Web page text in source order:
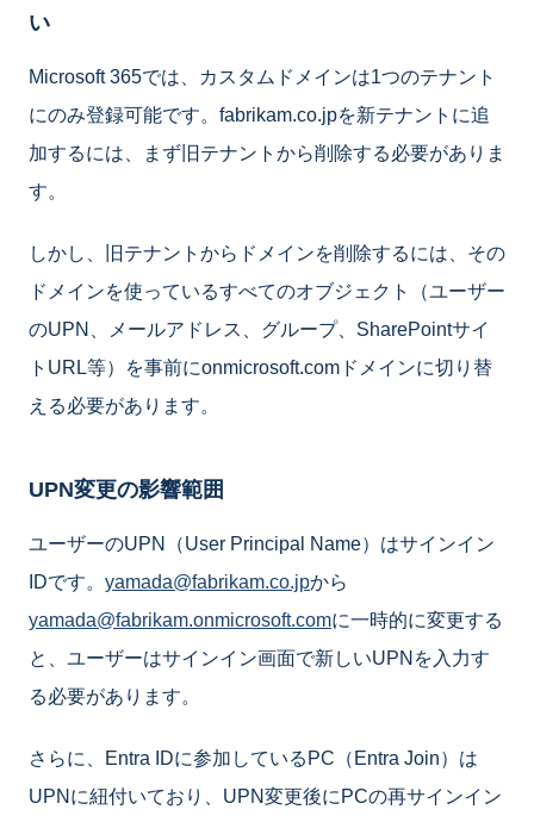
い
Microsoft 365では、カスタムドメインは1つのテナント
にのみ登録可能です。fabrikam.co.jpを新テナントに追
加するには、まず旧テナントから削除する必要がありま
す。
しかし、旧テナントからドメインを削除するには、その
ドメインを使っているすべてのオブジェクト（ユーザー
のUPN、メールアドレス、グループ、SharePointサイ
トURL等）を事前にonmicrosoft.comドメインに切り替
える必要があります。
UPN変更の影響範囲
ユーザーのUPN（User Principal Name）はサインイン
IDです。 yamada@fabrikam.co.jpから
yamada@fabrikam.onmicrosoft.comに一時的に変更する
と、ユーザーはサインイン画面で新しいUPNを入力す
る必要があります。
さらに、Entra IDに参加しているPC（Entra Join）は
UPNに紐付いており、UPN変更後にPCの再サインイン